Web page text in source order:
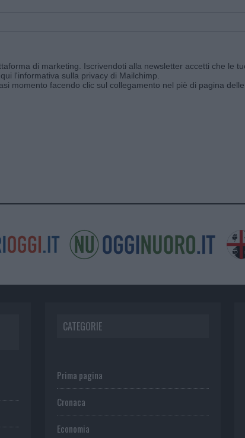
di marketing. Iscrivendoti alla newsletter accetti che le
l'informativa sulla privacy di Mailchimp
momento facendo clic sul collegamento nel piè di pagina delle
CATEGORIE
Prima pagina
Cronaca
Economia